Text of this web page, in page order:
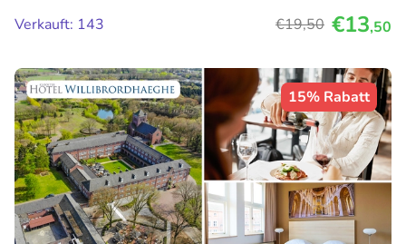
Verkauft: 143
€19,50 €13,50
15% Rabatt